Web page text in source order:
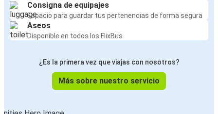
Consigna de equipajes
Espacio para guardar tus pertenencias de forma segura
Aseos
Disponible en todos los FlixBus
¿Es la primera vez que viajas con nosotros?
Más sobre nuestro servicio